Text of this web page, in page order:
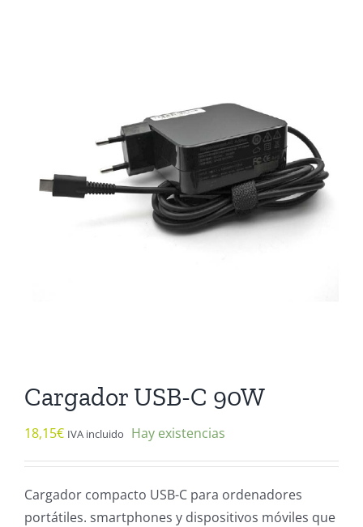
Cargador USB-C 90W
18,15€ IVA incluido Hay existencias
Cargador compacto USB-C para ordenadores
portátiles. smartphones y dispositivos móviles que